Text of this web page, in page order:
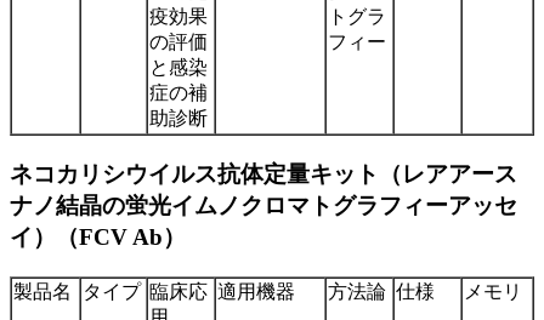
疫効果
の評価
と感染
症の補
助診断
トグラ
フィー
ネコカリシウイルス抗体定量キット（レアアース
ナノ結晶の蛍光イムノクロマトグラフィーアッセ
イ）（FCV Ab）
製品名 タイプ 臨床応 適用機器 方法論 仕様 メモリ